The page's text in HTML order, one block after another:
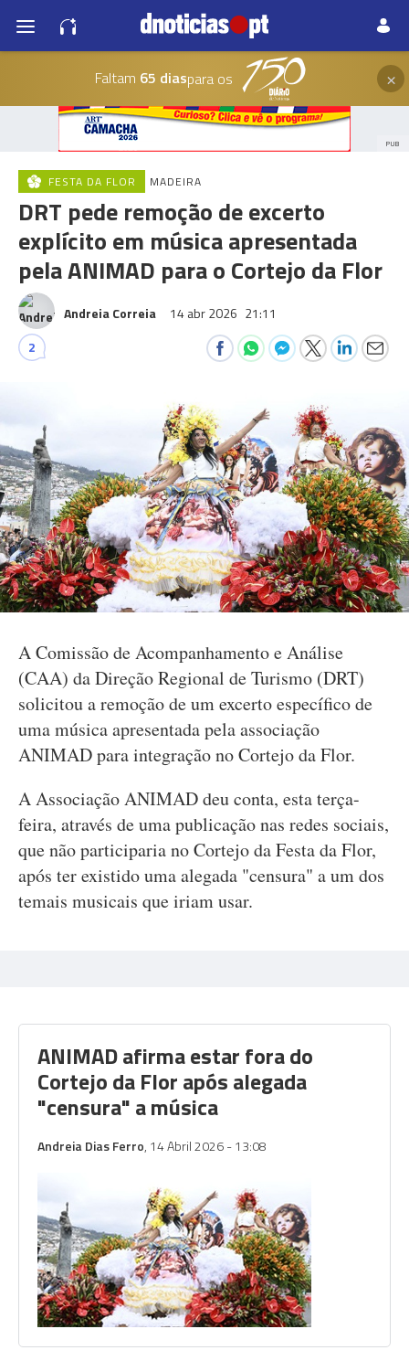
Faltam 65 diaspara os ×
PUB
FESTA DA FLOR MADEIRA
DRT pede remoção de excerto
explícito em música apresentada
pela ANIMAD para o Cortejo da Flor
Andreia Correia 14 abr 2026 21:11
2
A Comissão de Acompanhamento e Análise
(CAA) da Direção Regional de Turismo (DRT)
solicitou a remoção de um excerto específico de
uma música apresentada pela associação
ANIMAD para integração no Cortejo da Flor.
A Associação ANIMAD deu conta, esta terça-
feira, através de uma publicação nas redes sociais,
que não participaria no Cortejo da Festa da Flor,
após ter existido uma alegada "censura" a um dos
temais musicais que iriam usar.
ANIMAD afirma estar fora do
Cortejo da Flor após alegada
"censura" a música
Andreia Dias Ferro, 14 Abril 2026 - 13:08